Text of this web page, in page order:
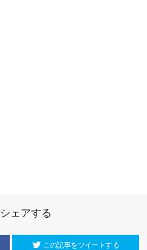
ェアする
この記事をツイートする